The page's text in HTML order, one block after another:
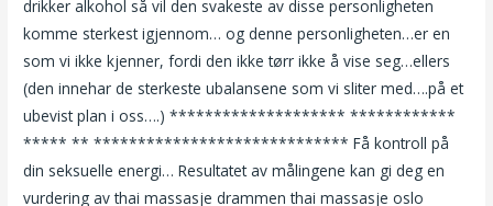
drikker alkohol så vil den svakeste av disse personligheten
komme sterkest igjennom… og denne personligheten…er en
som vi ikke kjenner, fordi den ikke tørr ikke å vise seg…ellers
(den innehar de sterkeste ubalansene som vi sliter med….på et
ubevist plan i oss….) ******************** ************
***** ** ***************************** Få kontroll på
din seksuelle energi… Resultatet av målingene kan gi deg en
vurdering av thai massasje drammen thai massasje oslo